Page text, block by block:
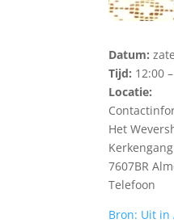
Datum:
Tijd: 12:00
Locatie:
Het
7607BR
Telefoon
Bron: Uit in